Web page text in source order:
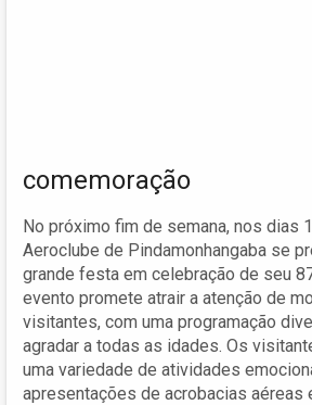
comemoração
No próximo fim de semana, nos dias
Aeroclube de Pindamonhangaba se
grande festa em celebração de seu
evento promete atrair a atenção de
visitantes, com uma programação
agradar a todas as idades. Os
uma variedade de atividades
apresentações de acrobacias aéreas